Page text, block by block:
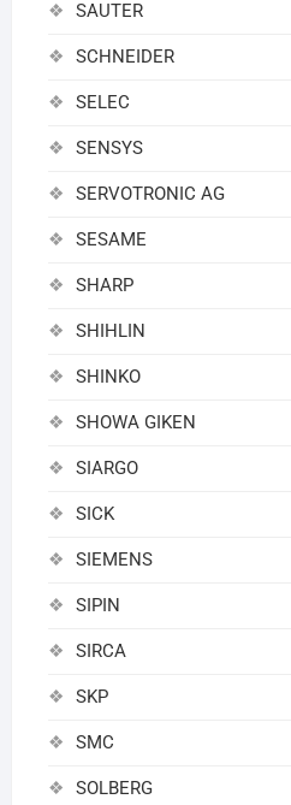
SAUTER
SCHNEIDER
SELEC
SENSYS
SERVOTRONIC AG
SESAME
SHARP
SHIHLIN
SHINKO
SHOWA GIKEN
SIARGO
SICK
SIEMENS
SIPIN
SIRCA
SKP
SMC
SOLBERG